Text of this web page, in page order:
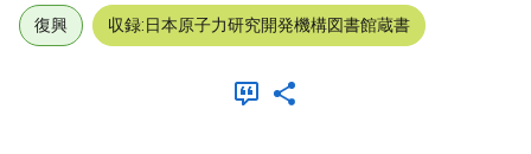
復興 収録:日本原子力研究開発機構図書館蔵書